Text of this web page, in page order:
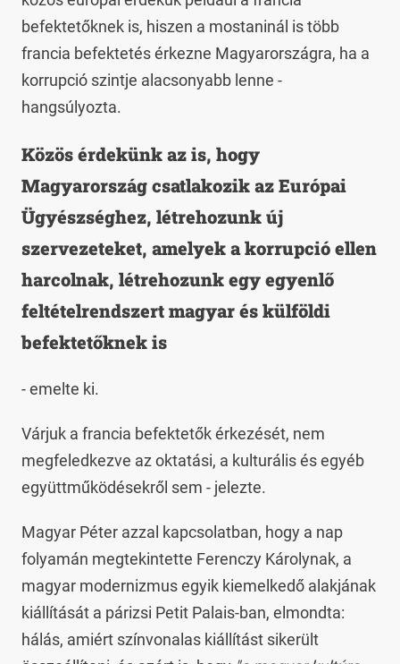
befektetőknek is, hiszen a mostaninál is több
francia befektetés érkezne Magyarországra, ha a
korrupció szintje alacsonyabb lenne -
hangsúlyozta.
Közös érdekünk az is, hogy
Magyarország csatlakozik az Európai
Ügyészséghez, létrehozunk új
szervezeteket, amelyek a korrupció ellen
harcolnak, létrehozunk egy egyenlő
feltételrendszert magyar és külföldi
befektetőknek is
- emelte ki.
Várjuk a francia befektetők érkezését, nem
megfeledkezve az oktatási, a kulturális és egyéb
együttműködésekről sem - jelezte.
Magyar Péter azzal kapcsolatban, hogy a nap
folyamán megtekintette Ferenczy Károlynak, a
magyar modernizmus egyik kiemelkedő alakjának
kiállítását a párizsi Petit Palais-ban, elmondta:
hálás, amiért színvonalas kiállítást sikerült